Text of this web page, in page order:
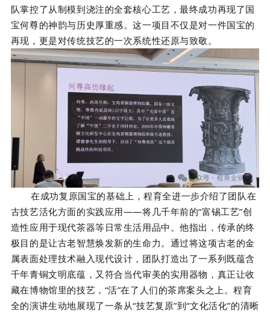
队掌控了从制模到浇注的全套核心工艺，最终成功再现了国
宝何尊的神韵与历史厚重感。这一项目不仅是对一件国宝的
再现，更是对传统技艺的一次系统性还原与致敬。
在成功复原国宝的基础上，程育全进一步介绍了团队在
古技艺活化方面的实践应用——将几千年前的“富锡工艺”创
造性应用于现代茶器等日常生活用品中。他指出，传承的终
极目的是让古老智慧焕发新的生命力。通过将这项古老的金
属表面处理技术融入现代设计，团队打造出了一系列既蕴含
千年青铜文明底蕴，又符合当代审美的实用器物，真正让收
藏在博物馆里的技艺，“活”在了人们的茶席案头之上。程育
全的演讲生动地展现了一条从“技艺复原”到“文化活化”的清晰